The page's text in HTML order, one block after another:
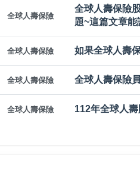
全球人壽保險
全球人壽保險
題~這篇文章能
全球人壽保險 如果全球人壽
全球人壽保險 全球人壽保險
全球人壽保險 112年全球人